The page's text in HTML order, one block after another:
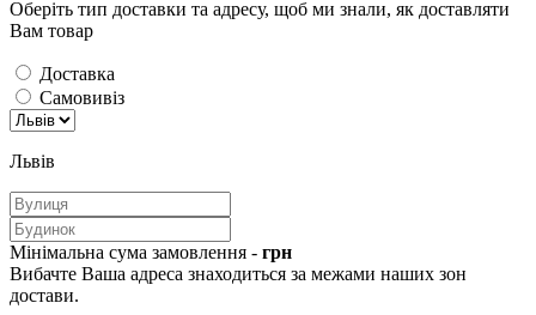
Оберіть тип доставки та адресу, щоб ми знали, як доставляти
Вам товар
Доставка
Самовивіз
Львів
Мінімальна сума замовлення - грн
Вибачте Ваша адреса знаходиться за межами наших зон
достави.